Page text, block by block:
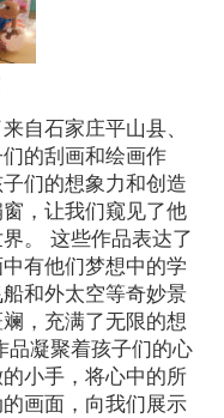
想口袋”过程中为
动会、举办梦想
他们带去3种不
精神上都得到了
地成长，让他们
未来。
自石家庄平山县、
的刮画和绘画作
们的想象力和创造
，让我们窥见了他
。 这些作品表达了
有他们梦想中的学
和外太空等奇妙景
，充满了无限的想
品凝聚着孩子们的心
小手，将心中的所
画面，向我们展示